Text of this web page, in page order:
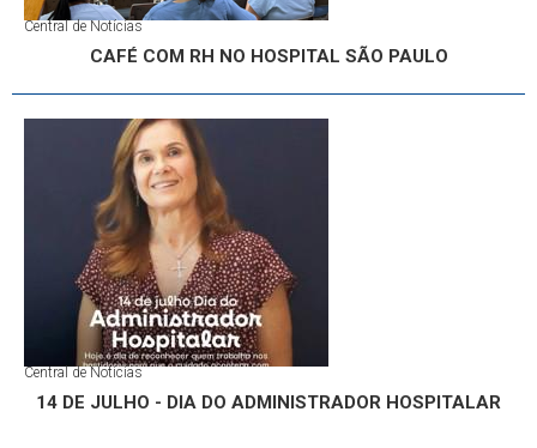
Central de Notícias
CAFÉ COM RH NO HOSPITAL SÃO PAULO
Central de Notícias
14 DE JULHO - DIA DO ADMINISTRADOR HOSPITALAR